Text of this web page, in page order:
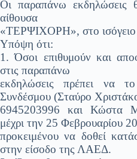
Οι παραπάνω εκδηλώσεις
αίθουσα
«ΤΕΡΨΙΧΟΡΗ», στο
Υπόψη ότι:
1. Όσοι επιθυμούν και
στις παραπάνω
εκδηλώσεις πρέπει να
Συνδέσμου (Σταύρο
6945203996 και Κώστα
μέχρι την 25 Φεβρουαρίου
προκειμένου να δοθεί
στην είσοδο της ΛΑΕΔ.